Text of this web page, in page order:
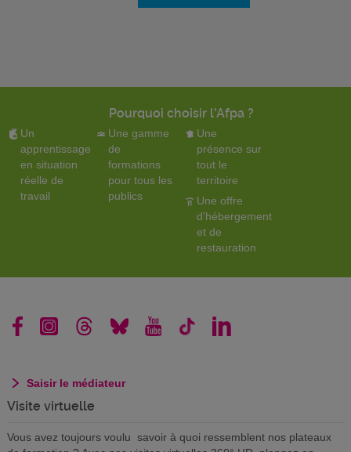
Pourquoi choisir l'Afpa ?
Un
apprentissage
en situation
réelle de
travail
Une gamme
de
formations
pour tous les
publics
Une
présence sur
tout le
territoire
Une offre
d'hébergement
et de
restauration
Saisir le médiateur
Visite virtuelle
Vous avez toujours voulu savoir à quoi ressemblent nos plateaux